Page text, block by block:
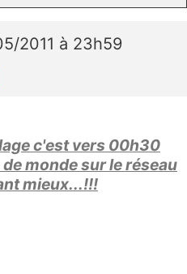
2011 à 23h59
c'est vers 00h30
monde sur le réseau
mieux...!!!